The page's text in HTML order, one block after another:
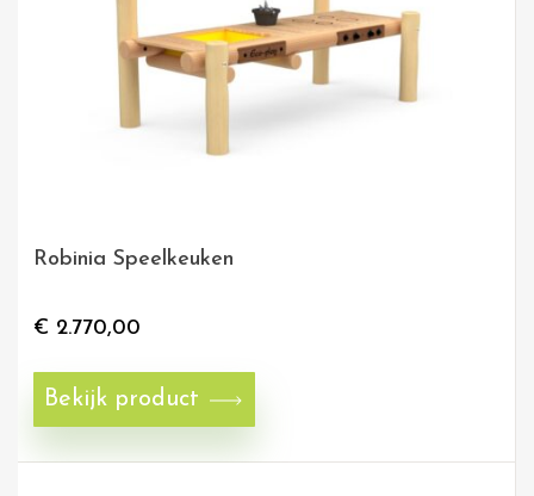
Robinia Speelkeuken
€ 2.770,00
Bekijk product